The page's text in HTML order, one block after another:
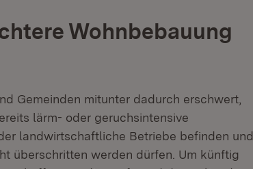
Wohnbebauung
Gemeinden mitunter dadurch erschwert,
lärm- oder geruchsintensive
landwirtschaftliche Betriebe befinden und
überschritten werden dürfen. Um künftig